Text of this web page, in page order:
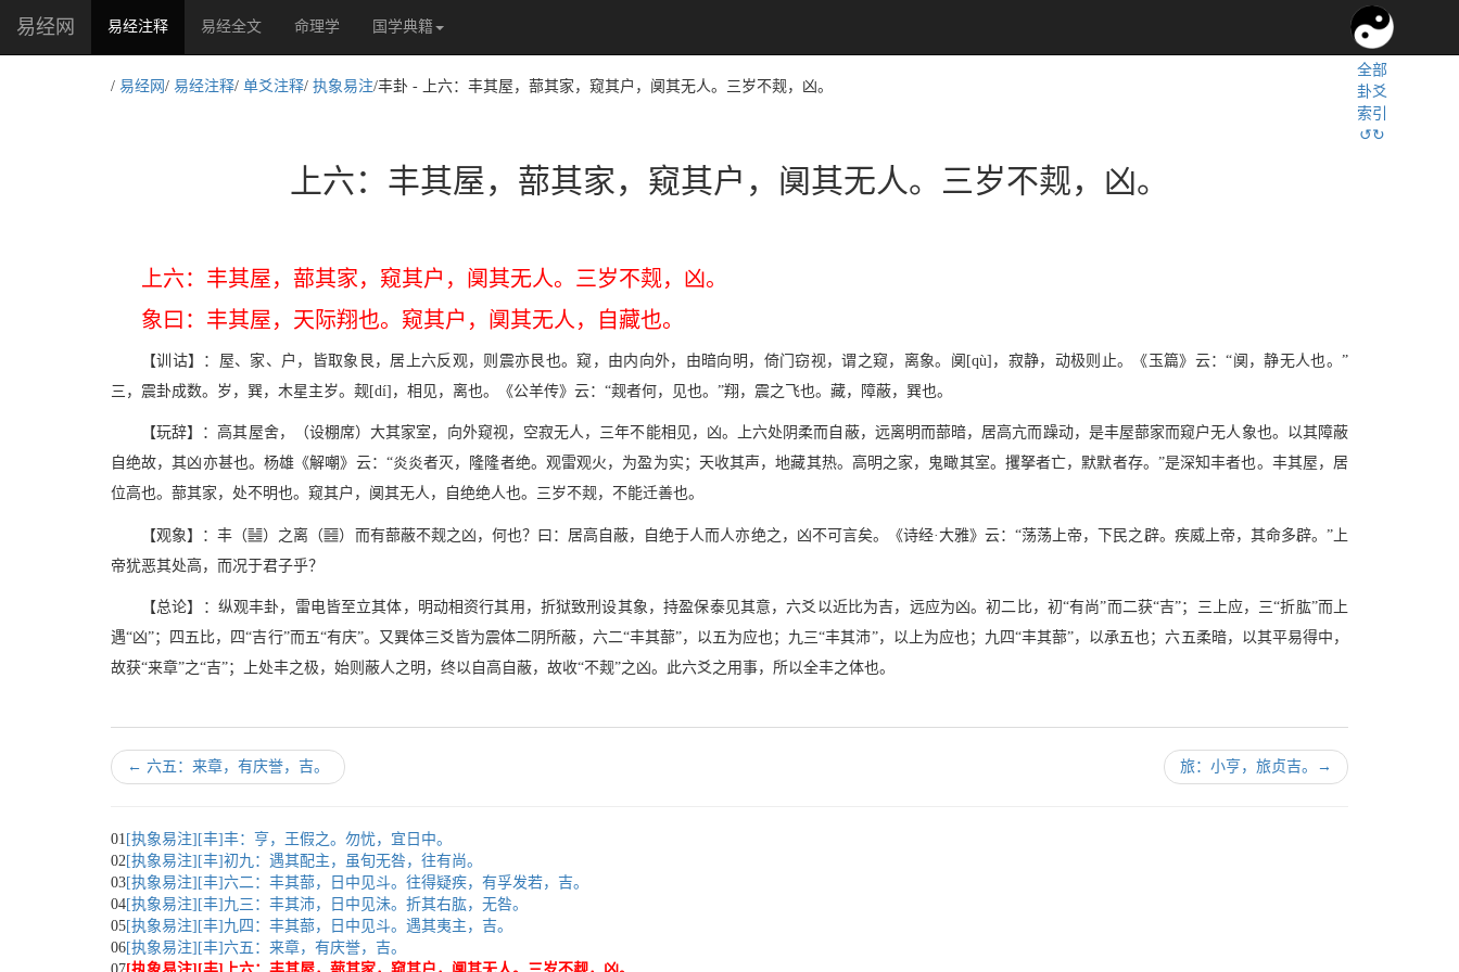
易经网 易经注释(current)易经全文 命理学 国学典籍
全部
卦爻
索引
↺↻
/ 易经网 / 易经注释/ 单爻注释/ 执象易注/丰卦 - 上六：丰其屋，蔀其家，窥其户，阒其无人。三岁不觌，凶。
上六：丰其屋，蔀其家，窥其户，阒其无人。三岁不觌，凶。
上六：丰其屋，蔀其家，窥其户，阒其无人。三岁不觌，凶。
象曰：丰其屋，天际翔也。窥其户，阒其无人，自藏也。
【训诂】：屋、家、户，皆取象艮，居上六反观，则震亦艮也。窥，由内向外，由暗向明，倚门窃视，谓之窥，离象。阒[qù]，寂静，动极则止。《玉篇》云：“阒，静无人也。”
三，震卦成数。岁，巽，木星主岁。觌[dí]，相见，离也。《公羊传》云：“觌者何，见也。”翔，震之飞也。藏，障蔽，巽也。
【玩辞】：高其屋舍，（设棚席）大其家室，向外窥视，空寂无人，三年不能相见，凶。上六处阴柔而自蔽，远离明而蔀暗，居高亢而躁动，是丰屋蔀家而窥户无人象也。以其障蔽
自绝故，其凶亦甚也。杨雄《解嘲》云：“炎炎者灭，隆隆者绝。观雷观火，为盈为实；天收其声，地藏其热。高明之家，鬼瞰其室。攫拏者亡，默默者存。”是深知丰者也。丰其屋，居
位高也。蔀其家，处不明也。窥其户，阒其无人，自绝绝人也。三岁不觌，不能迁善也。
【观象】：丰（Z）之离（W）而有蔀蔽不觌之凶，何也？曰：居高自蔽，自绝于人而人亦绝之，凶不可言矣。《诗经·大雅》云：“荡荡上帝，下民之辟。疾威上帝，其命多辟。”上
帝犹恶其处高，而况于君子乎？
【总论】：纵观丰卦，雷电皆至立其体，明动相资行其用，折狱致刑设其象，持盈保泰见其意，六爻以近比为吉，远应为凶。初二比，初“有尚”而二获“吉”；三上应，三“折肱”而上
遇“凶”；四五比，四“吉行”而五“有庆”。又巽体三爻皆为震体二阴所蔽，六二“丰其蔀”，以五为应也；九三“丰其沛”，以上为应也；九四“丰其蔀”，以承五也；六五柔暗，以其平易得中，
故获“来章”之“吉”；上处丰之极，始则蔽人之明，终以自高自蔽，故收“不觌”之凶。此六爻之用事，所以全丰之体也。
← 六五：来章，有庆誉，吉。 旅：小亨，旅贞吉。 →
01 [执象易注][丰]丰：亨，王假之。勿忧，宜日中。
02[执象易注][丰]初九：遇其配主，虽旬无咎，往有尚。
03[执象易注][丰]六二：丰其蔀，日中见斗。往得疑疾，有孚发若，吉。
04[执象易注][丰]九三：丰其沛，日中见沬。折其右肱，无咎。
05[执象易注][丰]九四：丰其蔀，日中见斗。遇其夷主，吉。
06[执象易注][丰]六五：来章，有庆誉，吉。